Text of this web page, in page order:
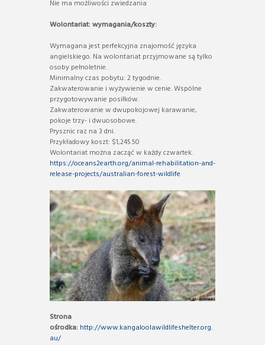
Nie ma możliwości zwiedzania
Wolontariat: wymagania/koszty:
Wymagana jest perfekcyjna znajomość języka
angielskiego. Na wolontariat przyjmowane są tylko
osoby pełnoletnie.
Minimalny czas pobytu: 2 tygodnie.
Zakwaterowanie i wyżywienie w cenie. Wspólne
przygotowywanie posiłków.
Zakwaterowanie w dwupokojowej karawanie,
pokoje trzy- i dwuosobowe.
Prysznic raz na 3 dni.
Przykładowy koszt: $1,245.50
Wolontariat można zacząć w każdy czwartek.
https://oceans2earth.org/animal-rehabilitation-and-
release-projects/australian-forest-wildlife
Strona
ośrodka: http://www.kangaloolawildlifeshelter.org.
au/